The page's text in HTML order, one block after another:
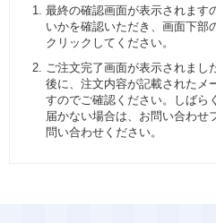
最終の確認画面が表示されます
いかを確認いただき、画面下部
クリックしてください。
ご注文完了画面が表示されまし
後に、注文内容が記載されたメ
すのでご確認ください。しばら
届かない場合は、お問い合わせ
問い合わせください。